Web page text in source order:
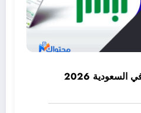
طريقة تغيير مهنة وافد في السعودية 2026